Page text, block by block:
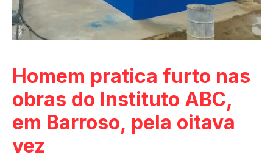
Homem pratica furto nas
obras do Instituto ABC,
em Barroso, pela oitava
vez